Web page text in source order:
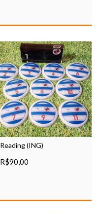
Reading (ING)
R$90,00